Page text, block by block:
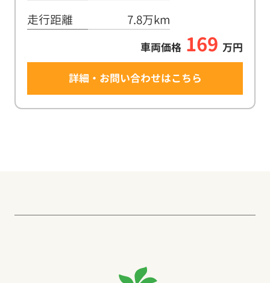
走行距離
7.8万km
車両価格 169 万円
詳細・お問い合わせはこちら